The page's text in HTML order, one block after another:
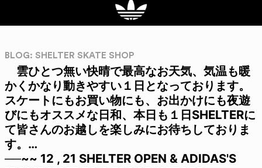
BLOG: SHELTER SKATE SHOP
雲ひとつ無い快晴で最高なお天気、気温も暖
かくかなり動きやすい１日となっております。
スケートにもお買い物にも、お出かけにも夜遊
びにもオススメな日和、本日も１日SHELTERに
て皆さんのお越しを楽しみにお待ちしておりま
す。…
──~~ 12 , 21 SHELTER OPEN & ADIDAS'S